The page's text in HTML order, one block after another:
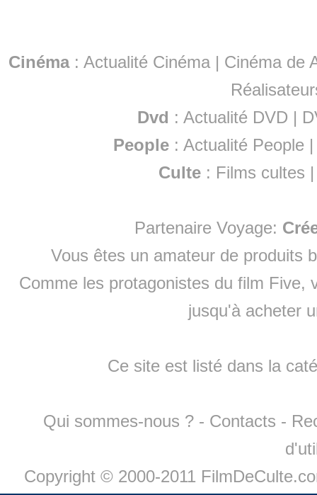
Cinéma: Actualité Cinéma | Cinéma de
Dvd : Actualité DVD |
People :Actualité People
Culte : Films cultes
Partenaire Voyage:
Vous êtes un amateur de produits
Comme les protagonistes du film Five,
jusqu'à acheter
Ce site est listé dans la
Qui sommes-nous ? - Contacts -
Copyright © 2000-2011